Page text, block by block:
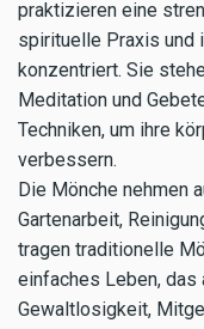
praktizieren eine
spirituelle Praxis und
konzentriert. Sie
Meditation und
Techniken, um ihre
verbessern.
Die Mönche nehmen
Gartenarbeit,
tragen traditionelle
einfaches Leben,
Gewaltlosigkeit,